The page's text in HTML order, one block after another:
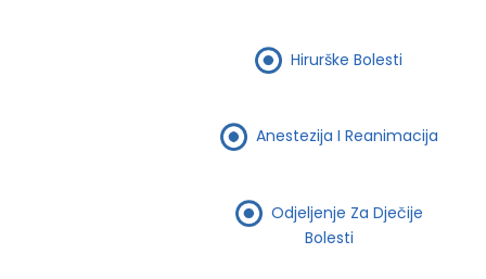
Hirurške Bolesti
Anestezija I Reanimacija
Odjeljenje Za Dječije
Bolesti